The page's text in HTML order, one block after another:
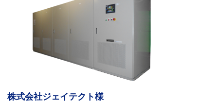
株式会社ジェイテクト様